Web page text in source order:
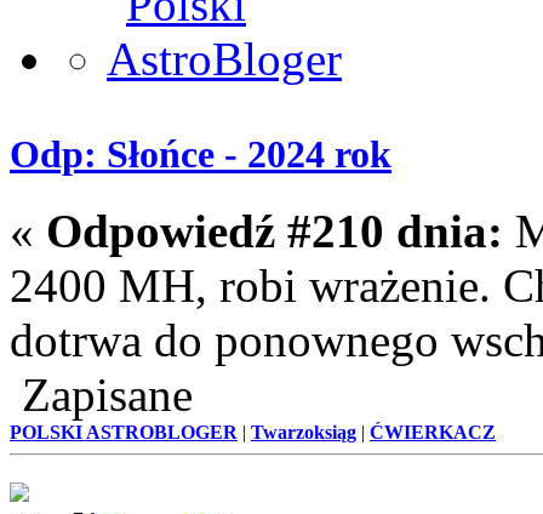
Odp: Słońce - 2024 rok
« Odpowiedź #210 dnia:
2400 MH, robi wrażenie.
dotrwa do ponownego
Zapisane
POLSKI ASTROBLOGER | Twarzoksiąg | ĆWIERKACZ